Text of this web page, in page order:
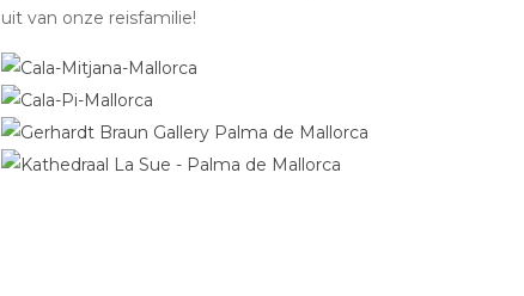
uit van onze reisfamilie!